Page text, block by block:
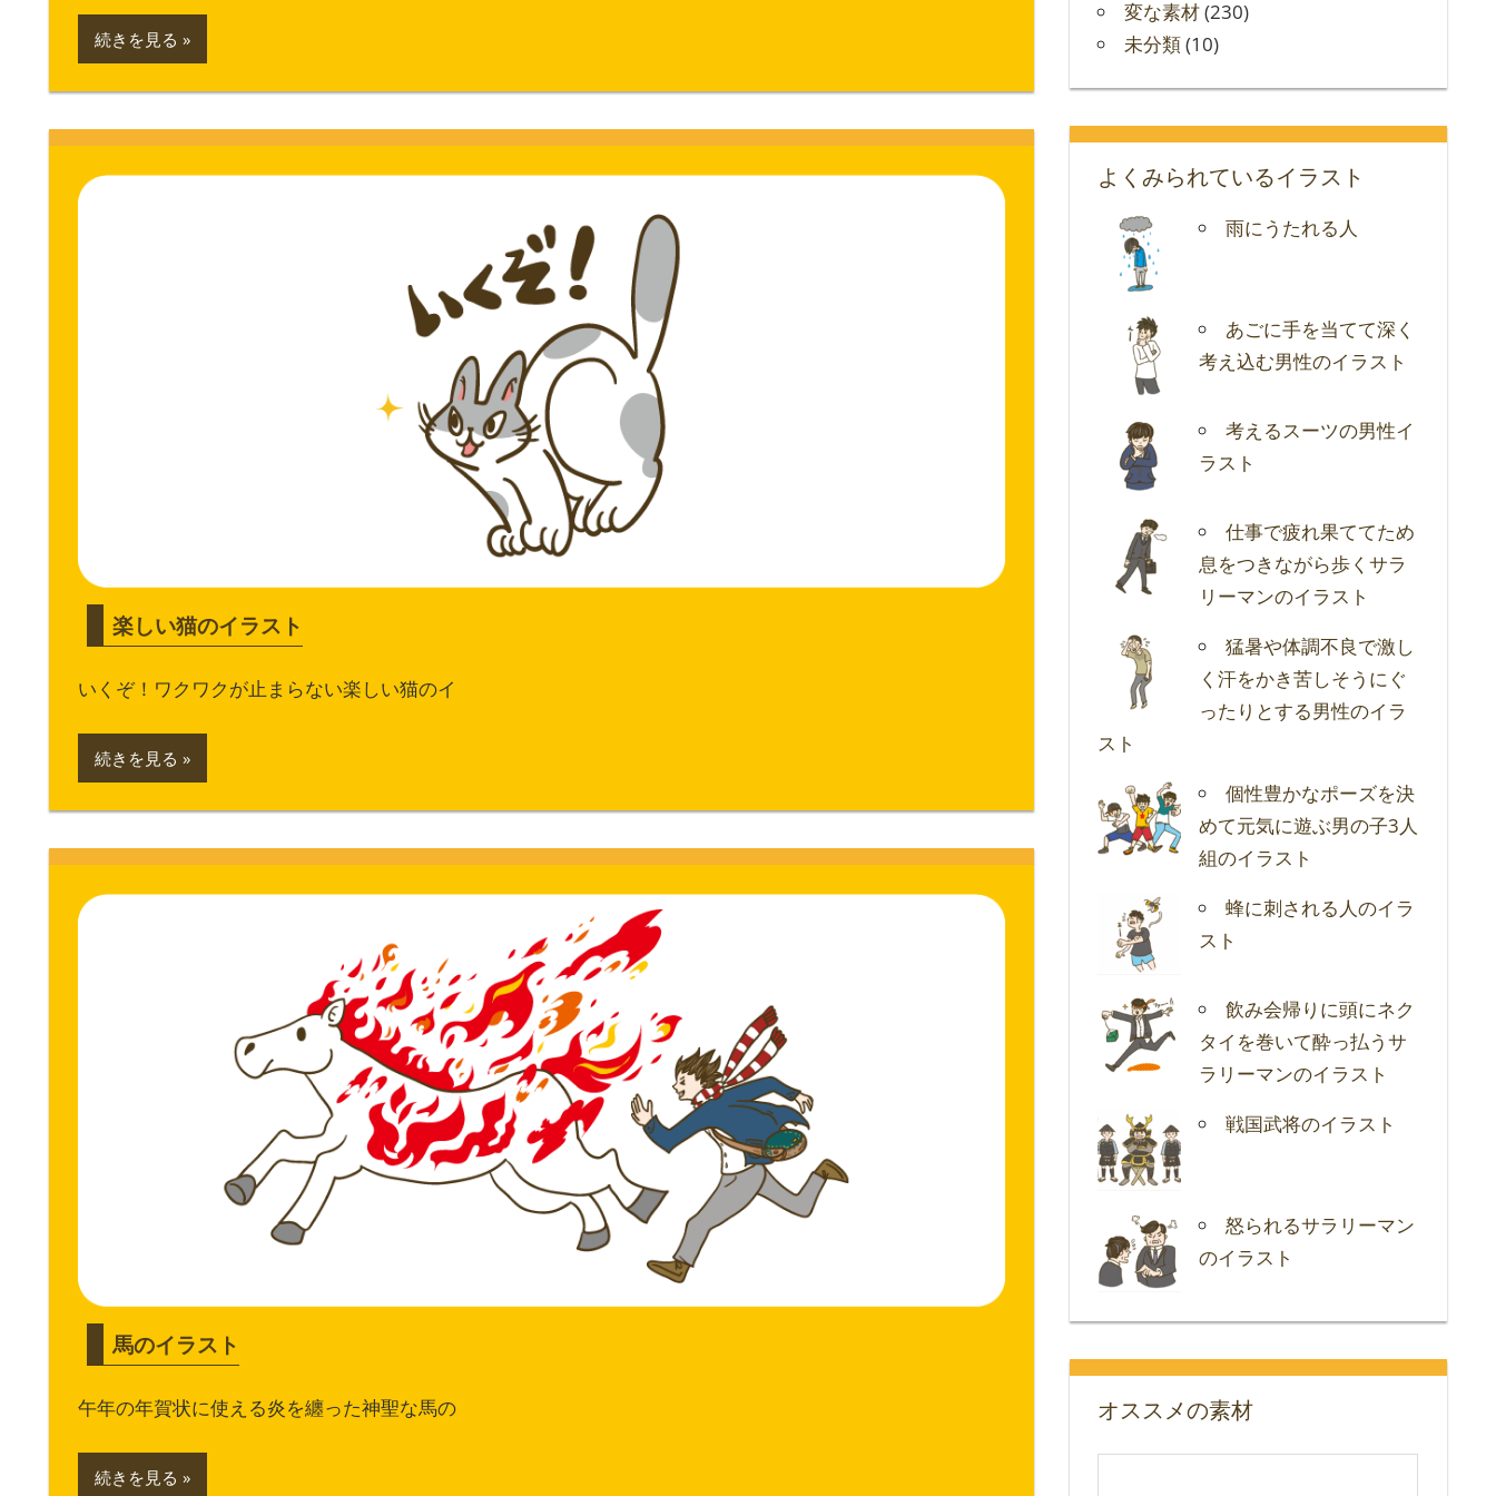
続きを見る
楽しい猫のイラスト
いくぞ！ワクワクが止まらない楽しい猫のイ
続きを見る
馬のイラスト
午年の年賀状に使える炎を纏った神聖な馬の
続きを見る
変な素材(230)
未分類(10)
よくみられているイラスト
雨にうたれる人
あごに手を当てて深く
考え込む男性のイラスト
考えるスーツの男性イ
ラスト
仕事で疲れ果ててため
息をつきながら歩くサラ
リーマンのイラスト
猛暑や体調不良で激し
く汗をかき苦しそうにぐ
ったりとする男性のイラ
スト
個性豊かなポーズを決
めて元気に遊ぶ男の子3人
組のイラスト
蜂に刺される人のイラ
スト
飲み会帰りに頭にネク
タイを巻いて酔っ払うサ
ラリーマンのイラスト
戦国武将のイラスト
怒られるサラリーマン
のイラスト
オススメの素材